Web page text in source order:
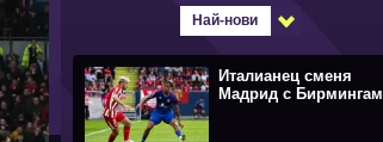
Най-нови
Италианец сменя
Мадрид с Бирмингам